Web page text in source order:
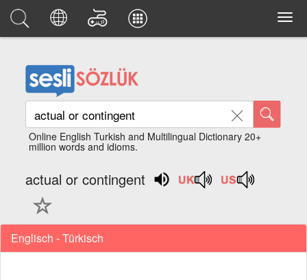
Online English Turkish and Multilingual Dictionary 20+
million words and idioms.
actual or contingent
Englisch - Türkisch